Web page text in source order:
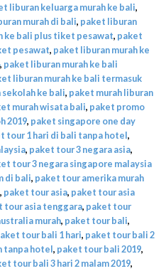
liburan keluarga murah ke bali,
murah di bali, paket liburan
ke bali plus tiket pesawat, paket
pesawat, paket liburan murah ke
, paket liburan murah ke bali
liburan murah ke bali termasuk
ke bali, paket murah liburan
murah wisata bali, paket promo
2019, paket singapore one day
tour 1 hari di bali tanpa hotel,
, paket tour 3 negara asia,
tour 3 negara singapore malaysia
di bali, paket tour amerika murah
, paket tour asia, paket tour asia
tour asia tenggara, paket tour
murah, paket tour bali,
tour bali 1 hari, paket tour bali 2
tanpa hotel, paket tour bali 2019,
tour bali 3 hari 2 malam 2019,